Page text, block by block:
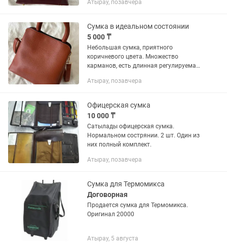
Атырау, позавчера
Сумка в идеальном состоянии
5 000 ₸
Небольшая сумка, приятного
коричневого цвета. Множество
карманов, есть длинная регулируемая
Атырау, позавчера
Офицерская сумка
10 000 ₸
Сатылады офицерская сумка.
Нормальном сострянии. 2 шт. Один из
них полный комплект.
Атырау, позавчера
Сумка для Термомикса
Договорная
Продается сумка для Термомикса.
Оригинал 20000
Атырау, 5 августа